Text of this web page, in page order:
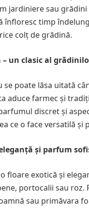
jardiniere sau
înfloresc timp
colț de grădină.
– un clasic al
se poate lăsa uitată
aduce farmec și
discret și
ce o face versatilă
și parfum
o floare exotică și
portocalii sau
sau primăvara